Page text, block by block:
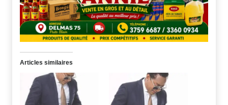
Articles similaires